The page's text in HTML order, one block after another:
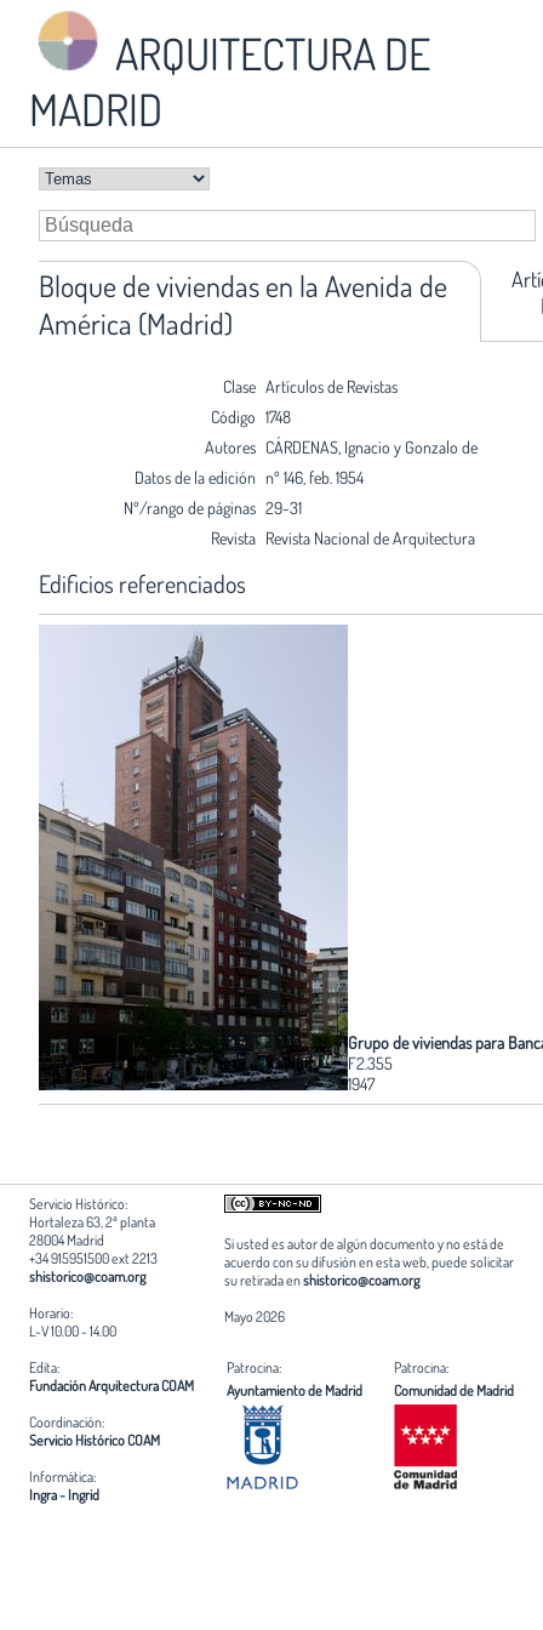
ARQUITECTURA DE
MADRID
Bloque de viviendas en la Avenida de
América (Madrid)
Clase Artículos de Revistas
Código 1748
Autores CÁRDENAS, Ignacio y Gonzalo de
Datos de la edición nº 146, feb. 1954
Nº/rango de páginas 29-31
Revista Revista Nacional de Arquitectura
Edificios referenciados
Grupo de viviendas para
F2.355
1947
Servicio Histórico:
Hortaleza 63, 2ª planta
28004 Madrid
+34 915951500 ext 2213
shistorico@coam.org
Horario:
L-V 10.00 - 14.00
Si usted es autor de algún documento y no está de
acuerdo con su difusión en esta web, puede solicitar
su retirada enshistorico@coam.org
Mayo 2026
Edita:
Fundación Arquitectura COAM
Coordinación:
Servicio Histórico COAM
Informática:
Ingra - Ingrid
Patrocina:
Ayuntamiento de Madrid
Patrocina:
Comunidad de Madrid